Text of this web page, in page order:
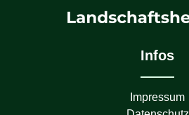
Infos
Impressum